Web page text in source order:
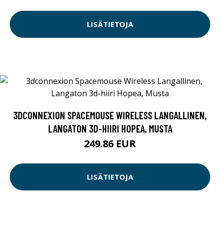
LISÄTIETOJA
3DCONNEXION SPACEMOUSE WIRELESS LANGALLINEN,
LANGATON 3D-HIIRI HOPEA, MUSTA
249.86 EUR
LISÄTIETOJA